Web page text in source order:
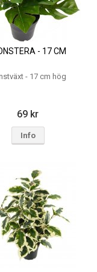
- 17 CM
- 17 cm hög
69 kr
Info